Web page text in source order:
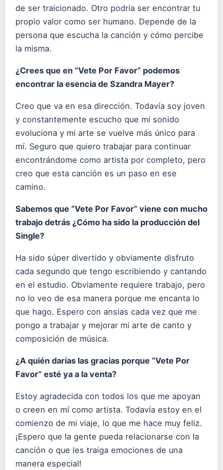
de ser traicionado. Otro podría ser encontrar tu
propio valor como ser humano. Depende de la
persona que escucha la canción y cómo percibe
la misma.
¿Crees que en “Vete Por Favor” podemos
encontrar la esencia de Szandra Mayer?
Creo que va en esa dirección. Todavía soy joven
y constantemente escucho que mi sonido
evoluciona y mi arte se vuelve más único para
mí. Seguro que quiero trabajar para continuar
encontrándome como artista por completo, pero
creo que esta canción es un paso en ese
camino.
Sabemos que “Vete Por Favor” viene con mucho
trabajo detrás ¿Cómo ha sido la producción del
Single?
Ha sido súper divertido y obviamente disfruto
cada segundo que tengo escribiendo y cantando
en el estudio. Obviamente requiere trabajo, pero
no lo veo de esa manera porque me encanta lo
que hago. Espero con ansias cada vez que me
pongo a trabajar y mejorar mi arte de canto y
composición de música.
¿A quién darías las gracias porque “Vete Por
Favor” esté ya a la venta?
Estoy agradecida con todos los que me apoyan
o creen en mí como artista. Todavía estoy en el
comienzo de mi viaje, lo que me hace muy feliz.
¡Espero que la gente pueda relacionarse con la
canción o que les traiga emociones de una
manera especial!